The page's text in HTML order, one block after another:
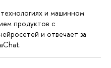
и машинном
продуктов с
и отвечает за